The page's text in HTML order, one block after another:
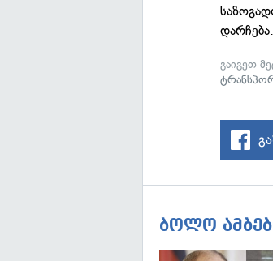
დარჩება.
გაიგეთ
ბოლო